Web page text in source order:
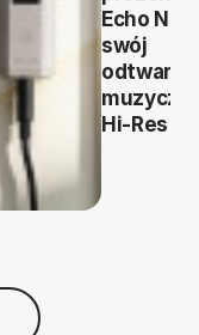
Echo
swój
Hi-Res